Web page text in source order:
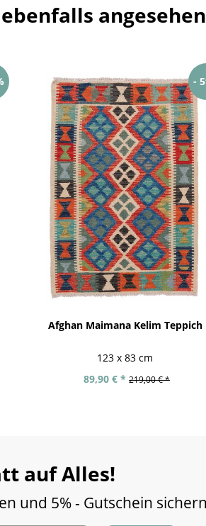
angesehen
-
Afghan Maimana Kelim Teppich
123 x 83 cm
89,90 € * 219,00 € *
auf Alles!
und 5% - Gutschein